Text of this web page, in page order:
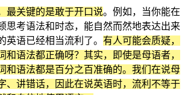
最关键的是敢于开口说。例如，当你能在
思考语法和时态，能自然而然地表达出来
英语已经相当流利了。 有人可能会质疑，
和语法都正确呀？其实，即使是母语者，
和语法都是百分之百准确的。我们在说母
、讲错话，因此在说英语时，流利不等于